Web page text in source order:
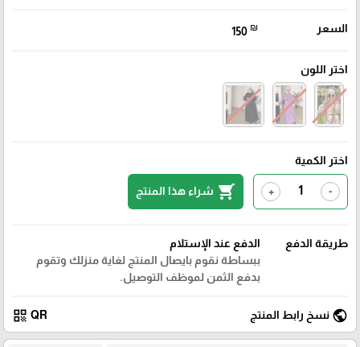
السعر 150 ₪
اختر اللون
اختر الكمية
-
+
shopping_cart شراء هذا المنتج
طريقة الدفع
الدفع عند الإستلام
ببساطة نقوم بايصال المنتج لغاية منزلك وتقوم
بدفع الثمن لموظف التوصيل.
public نسخ رابط المنتج QR
qr_code